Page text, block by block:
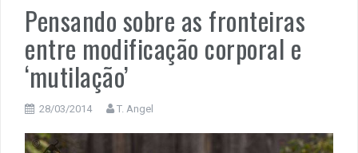
Pensando sobre as fronteiras
entre modificação corporal e
‘mutilação’
28/03/2014 T. Angel